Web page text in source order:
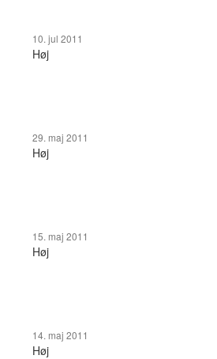
10. jul 2011
Høj
29. maj 2011
Høj
15. maj 2011
Høj
14. maj 2011
Høj